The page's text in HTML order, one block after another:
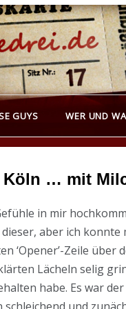
GUYS WER UND
Köln … mit
in mir
aber ich
‘Opener’-Zeile über
Lächeln selig
habe. Es war
und